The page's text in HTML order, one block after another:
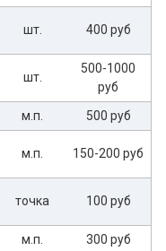
шт. 400 руб
шт.
500-1000
руб
м.п.
500 руб
м.п. 150-200 руб
точка 100 руб
м.п.
300 руб